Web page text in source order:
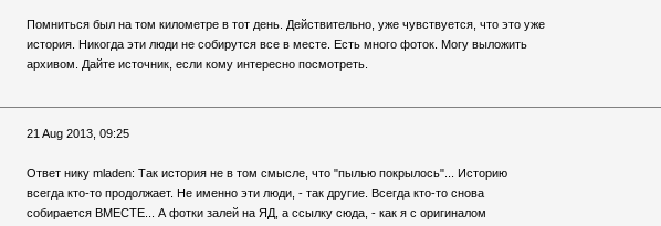
Помниться был на том километре в тот день. Действительно, уже чувствуется, что это уже
история. Никогда эти люди не собирутся все в месте. Есть много фоток. Могу выложить
архивом. Дайте источник, если кому интересно посмотреть.
21 Aug 2013, 09:25
Ответ нику mladen: Так история не в том смысле, что "пылью покрылось"... Историю
всегда кто-то продолжает. Не именно эти люди, - так другие. Всегда кто-то снова
собирается ВМЕСТЕ... А фотки залей на ЯД, а ссылку сюда, - как я с оригиналом